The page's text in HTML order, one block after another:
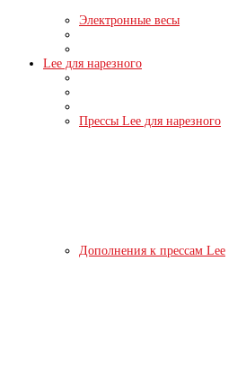
Электронные весы
Lee для нарезного
Прессы Lee для нарезного
Дополнения к прессам Lee